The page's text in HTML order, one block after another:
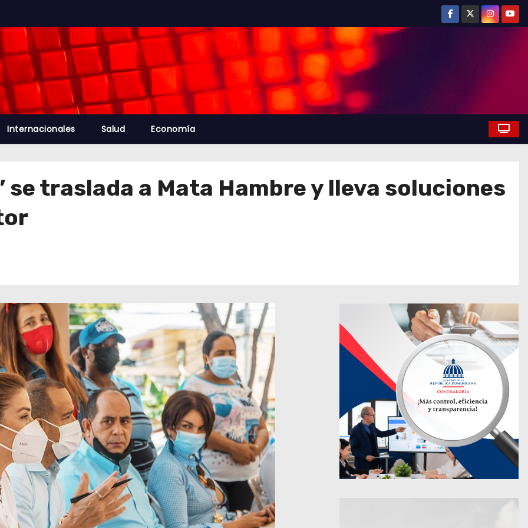
Internacionales Salud Economía
se traslada a Mata Hambre y lleva soluciones